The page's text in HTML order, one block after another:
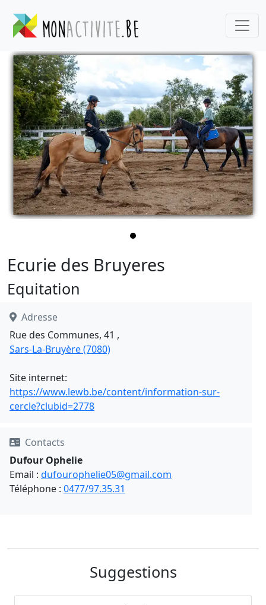
Ecurie des Bruyeres
Equitation
Adresse
Rue des Communes, 41 ,
Sars-La-Bruyère (7080)
Site internet:
https://www.lewb.be/content/information-sur-
cercle?clubid=2778
Contacts
Dufour Ophelie
Email : dufourophelie05@gmail.com
Téléphone : 0477/97.35.31
Suggestions